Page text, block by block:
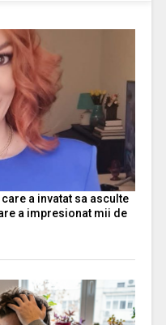
a invatat sa asculte
a impresionat mii de